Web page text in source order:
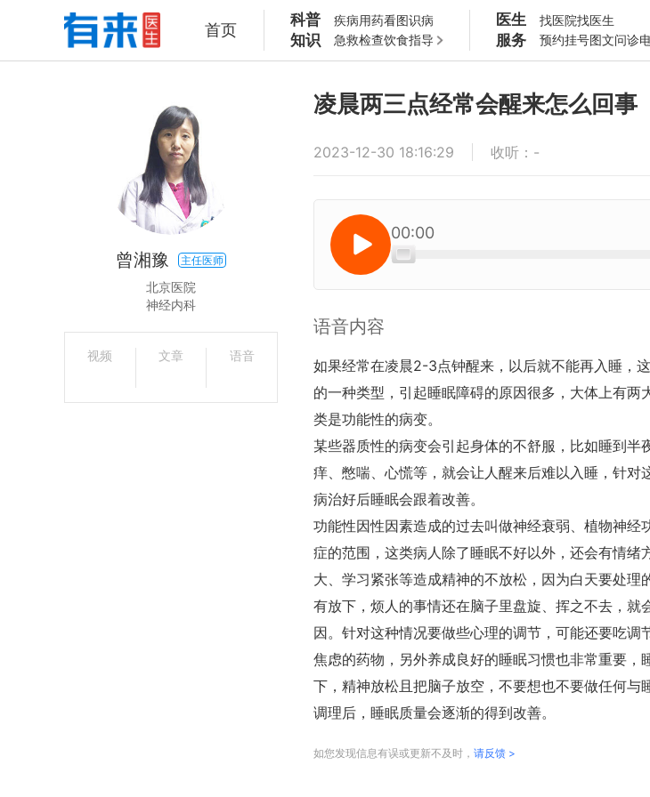
首页
科普
知识
疾病用药看图识病
急救检查饮食指导
医生
服务
找医院找医生
预约挂号图文问诊
曾湘豫 主任医师
北京医院
神经内科
视频 文章 语音
凌晨两三点经常会醒来怎么回事
2023-12-30 18:16:29 收听 ： -
00:00
语音内容
如果经常在凌晨2-3点钟醒来，以后就不能再入睡，
的一种类型，引起睡眠障碍的原因很多，大体上有两
类是功能性的病变。
某些器质性的病变会引起身体的不舒服，比如睡到半
痒、憋喘、心慌等，就会让人醒来后难以入睡，针对
病治好后睡眠会跟着改善。
功能性因性因素造成的过去叫做神经衰弱、植物神经
症的范围，这类病人除了睡眠不好以外，还会有情绪
大、学习紧张等造成精神的不放松，因为白天要处理
有放下，烦人的事情还在脑子里盘旋、挥之不去，就
因。针对这种情况要做些心理的调节，可能还要吃调
焦虑的药物，另外养成良好的睡眠习惯也非常重要，
下，精神放松且把脑子放空，不要想也不要做任何与
调理后，睡眠质量会逐渐的得到改善。
如您发现信息有误或更新不及时， 请反馈 >